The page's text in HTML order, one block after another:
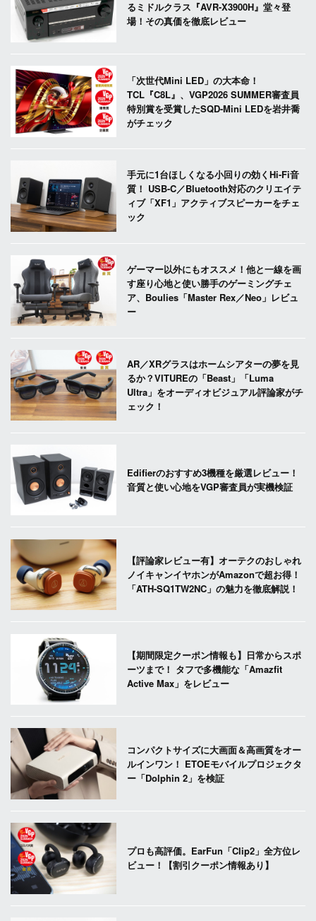
るミドルクラス『AVR-X3900H』堂々登
場！その真価を徹底レビュー
「次世代Mini LED」の大本命！
TCL『C8L』、VGP2026 SUMMER審査員
特別賞を受賞したSQD-Mini LEDを岩井喬
がチェック
手元に1台ほしくなる小回りの効くHi-Fi音
質！ USB-C／Bluetooth対応のクリエイテ
ィブ「XF1」アクティブスピーカーをチェ
ック
ゲーマー以外にもオススメ！他と一線を画
す座り心地と使い勝手のゲーミングチェ
ア、Boulies「Master Rex／Neo」レビュ
ー
AR／XRグラスはホームシアターの夢を見
るか？VITUREの「Beast」「Luma
Ultra」をオーディオビジュアル評論家がチ
ェック！
Edifierのおすすめ3機種を厳選レビュー！
音質と使い心地をVGP審査員が実機検証
【評論家レビュー有】オーテクのおしゃれ
ノイキャンイヤホンがAmazonで超お得！
「ATH-SQ1TW2NC」の魅力を徹底解説！
【期間限定クーポン情報も】日常からスポ
ーツまで！ タフで多機能な「Amazfit
Active Max」をレビュー
コンパクトサイズに大画面＆高画質をオー
ルインワン！ ETOEモバイルプロジェクタ
ー「Dolphin 2」を検証
プロも高評価。EarFun「Clip2」全方位レ
ビュー！【割引クーポン情報あり】